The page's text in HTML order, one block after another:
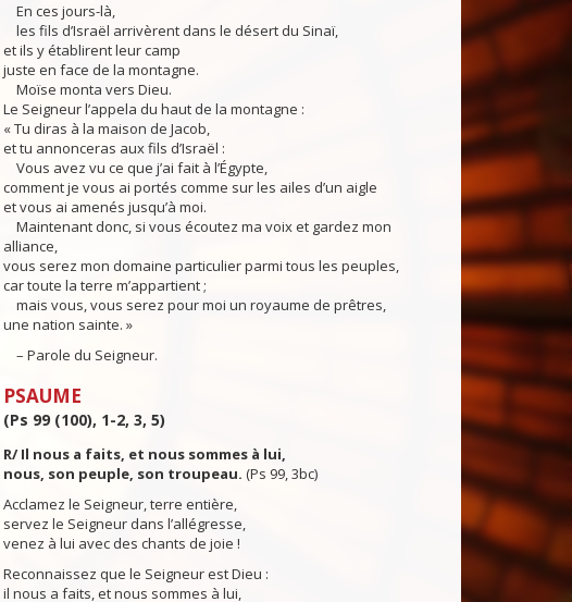
En ces jours-là,
les fils d’Israël arrivèrent dans le désert du Sinaï,
et ils y établirent leur camp
juste en face de la montagne.
Moïse monta vers Dieu.
Le Seigneur l’appela du haut de la montagne :
« Tu diras à la maison de Jacob,
et tu annonceras aux fils d’Israël :
Vous avez vu ce que j’ai fait à l’Égypte,
comment je vous ai portés comme sur les ailes d’un aigle
et vous ai amenés jusqu’à moi.
Maintenant donc, si vous écoutez ma voix et gardez mon
alliance,
vous serez mon domaine particulier parmi tous les peuples,
car toute la terre m’appartient ;
mais vous, vous serez pour moi un royaume de prêtres,
une nation sainte. »
– Parole du Seigneur.
PSAUME
(Ps 99 (100), 1-2, 3, 5)
R/ Il nous a faits, et nous sommes à lui,
nous, son peuple, son troupeau. (Ps 99, 3bc)
Acclamez le Seigneur, terre entière,
servez le Seigneur dans l’allégresse,
venez à lui avec des chants de joie !
Reconnaissez que le Seigneur est Dieu :
il nous a faits, et nous sommes à lui,